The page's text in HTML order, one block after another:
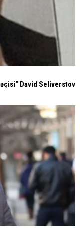
David Seliverstov